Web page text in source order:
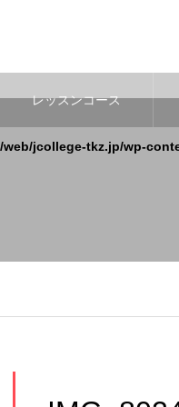
レッスンコース
jcollege-tkz.jp/wp-